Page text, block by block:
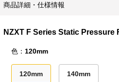
商品詳細・仕様情報
NZXT F Series Static Pressure
色： 120mm
120mm 140mm